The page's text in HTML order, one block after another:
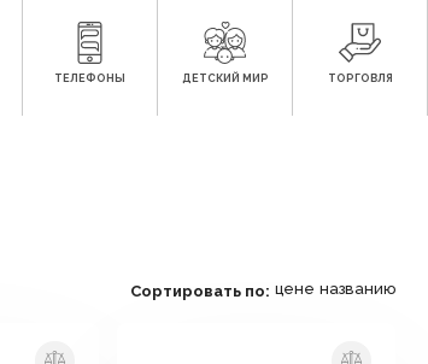
ТЕЛЕФОНЫ ДЕТСКИЙ МИР ТОРГОВЛЯ
Сортировать по: цене названию